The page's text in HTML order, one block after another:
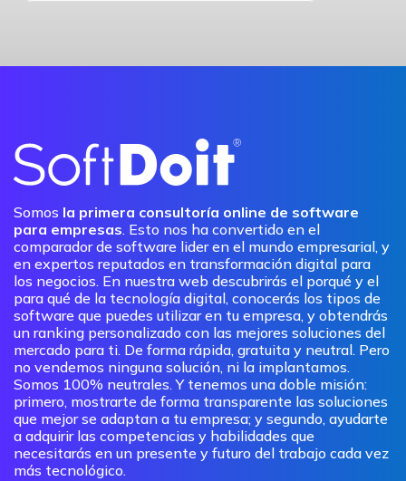
Somos la primera consultoría online de software
para empresas. Esto nos ha convertido en el
comparador de software lider en el mundo empresarial, y
en expertos reputados en transformación digital para
los negocios. En nuestra web descubrirás el porqué y el
para qué de la tecnología digital, conocerás los tipos de
software que puedes utilizar en tu empresa, y obtendrás
un ranking personalizado con las mejores soluciones del
mercado para ti. De forma rápida, gratuita y neutral. Pero
no vendemos ninguna solución, ni la implantamos.
Somos 100% neutrales. Y tenemos una doble misión:
primero, mostrarte de forma transparente las soluciones
que mejor se adaptan a tu empresa; y segundo, ayudarte
a adquirir las competencias y habilidades que
necesitarás en un presente y futuro del trabajo cada vez
más tecnológico.